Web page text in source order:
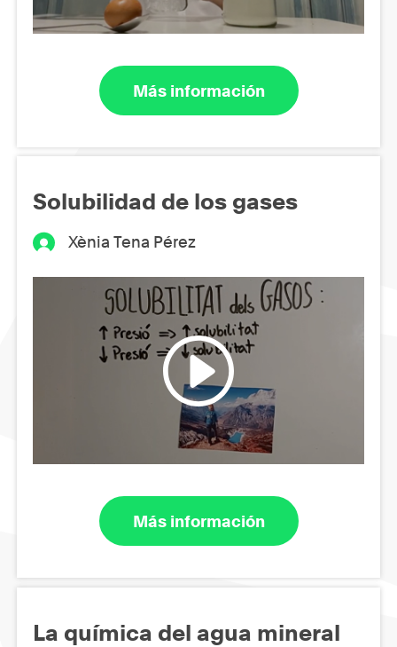
Más información
Solubilidad de los gases
Xènia Tena Pérez
Más información
La química del agua mineral